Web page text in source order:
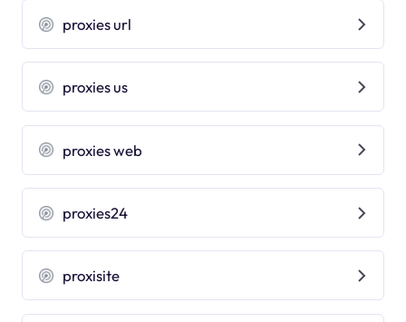
proxies url
proxies us
proxies web
proxies24
proxisite